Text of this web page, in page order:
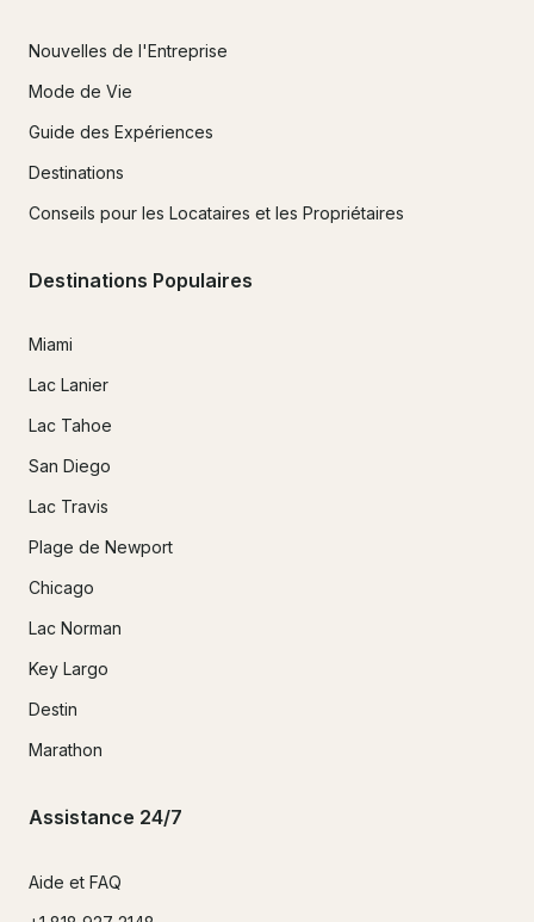
Nouvelles de l'Entreprise
Mode de Vie
Guide des Expériences
Destinations
Conseils pour les Locataires et les Propriétaires
Destinations Populaires
Miami
Lac Lanier
Lac Tahoe
San Diego
Lac Travis
Plage de Newport
Chicago
Lac Norman
Key Largo
Destin
Marathon
Assistance 24/7
Aide et FAQ